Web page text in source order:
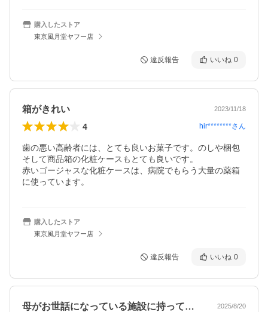
購入したストア
東京風月堂ヤフー店
違反報告 いいね 0
箱がきれい 2023/11/18
4 hir********さん
歯の悪い高齢者には、とても良いお菓子です。のしや梱包
そして商品箱の化粧ケースもとても良いです。
赤いゴージャスな化粧ケースは、病院でもらう大量の薬箱
に使っています。
購入したストア
東京風月堂ヤフー店
違反報告 いいね 0
母がお世話になっている施設に持って行く… 2025/8/20